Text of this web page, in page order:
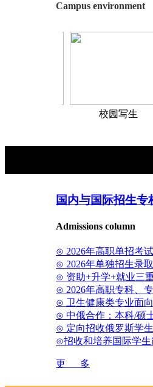
Campus environment
校园写生
国内与国际招生专
Admissions column
⊙ 2026年高职单招考
⊙ 2026年单独招生录
⊙ 资助+升学+就业三
⊙ 2026年高职专科、
⊙ 卫生健康类专业面
⊙ 中俄合作：本科/硕
⊙ 定向招收俄罗斯学生
⊙招收和培养国际学生
更 多